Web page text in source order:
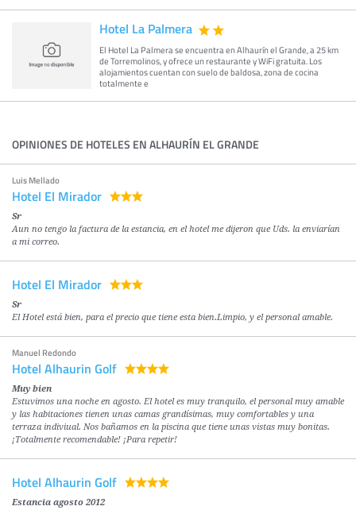
Hotel La Palmera
El Hotel La Palmera se encuentra en Alhaurín el Grande, a 25 km
de Torremolinos, y ofrece un restaurante y WiFi gratuita. Los
alojamientos cuentan con suelo de baldosa, zona de cocina
totalmente e
OPINIONES DE HOTELES EN ALHAURÍN EL GRANDE
Luis Mellado
Hotel El Mirador
Sr
Aun no tengo la factura de la estancia, en el hotel me dijeron que Uds. la enviarían
a mi correo.
Hotel El Mirador
Sr
El Hotel está bien, para el precio que tiene esta bien.Limpio, y el personal amable.
Manuel Redondo
Hotel Alhaurin Golf
Muy bien
Estuvimos una noche en agosto. El hotel es muy tranquilo, el personal muy amable
y las habitaciones tienen unas camas grandísimas, muy comfortables y una
terraza indiviual. Nos bañamos en la piscina que tiene unas vistas muy bonitas.
¡Totalmente recomendable! ¡Para repetir!
Hotel Alhaurin Golf
Estancia agosto 2012